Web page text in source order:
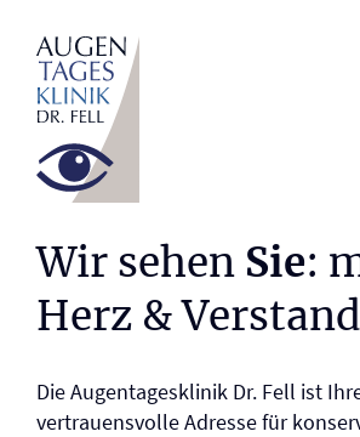
Wir sehen Sie:
Herz &
Die Augentagesklinik Dr. Fell ist
vertrauensvolle Adresse für